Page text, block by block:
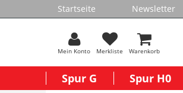
Startseite Newsletter
Mein Konto Merkliste Warenkorb
Spur G Spur H0